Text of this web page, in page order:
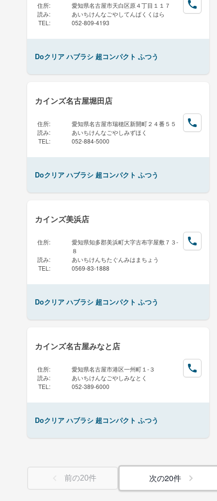
住所:
愛知県名古屋市天白区原４丁目１１７
読み:
あいちけんなごやしてんぱくくはら
TEL : 052-809-4193
Doクリア ハブラシ 超コンパクト ふつう
カインズ名古屋堀田店
住所:
愛知県名古屋市瑞穂区新開町２４番５５
読み:
あいちけんなごやしみずほく
TEL : 052-884-5000
Doクリア ハブラシ 超コンパクト ふつう
カインズ美浜店
住所:
愛知県知多郡美浜町大字古布字屋敷７３-
８
読み:
あいちけんちたぐんみはまちょう
TEL : 0569-83-1888
Doクリア ハブラシ 超コンパクト ふつう
カインズ名古屋みなと店
住所:
愛知県名古屋市港区一州町１-３
読み:
あいちけんなごやしみなとく
TEL : 052-389-6000
Doクリア ハブラシ 超コンパクト ふつう
前の20件 次の20件